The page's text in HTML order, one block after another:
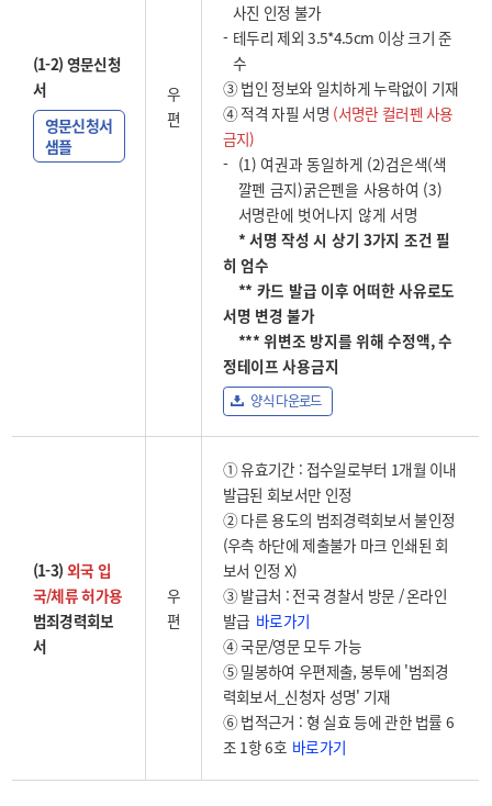
(1-2) 영문신청
서
영문신청서
샘플
우
편
사진 인정 불가
테두리 제외 3.5*4.5cm 이상 크기 준
수
③ 법인 정보와 일치하게 누락없이 기재
④ 적격 자필 서명 (서명란 컬러펜 사용
금지)
(1) 여권과 동일하게 (2)검은색(색
깔펜 금지)굵은펜을 사용하여 (3)
서명란에 벗어나지 않게 서명
* 서명 작성 시 상기 3가지 조건 필
히 엄수
** 카드 발급 이후 어떠한 사유로도
서명 변경 불가
*** 위변조 방지를 위해 수정액, 수
정테이프 사용금지
양식 다운로드
(1-3) 외국 입
국/체류 허가용
범죄경력회보
서
우
편
① 유효기간 : 접수일로부터 1개월 이내
발급된 회보서만 인정
② 다른 용도의 범죄경력회보서 불인정
(우측 하단에 제출불가 마크 인쇄된 회
보서 인정 X)
③ 발급처 : 전국 경찰서 방문 / 온라인
발급 바로가기
④ 국문/영문 모두 가능
⑤ 밀봉하여 우편제출, 봉투에 '범죄경
력회보서_신청자 성명' 기재
⑥ 법적근거 : 형 실효 등에 관한 법률 6
조 1항 6호 바로가기